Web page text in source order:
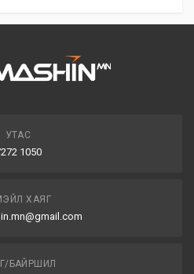
УТАС
1050
ХАЯГ
БАЙРШИЛ